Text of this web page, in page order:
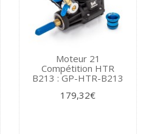
Moteur 21
Compétition HTR
B213 : GP-HTR-B213
179,32€